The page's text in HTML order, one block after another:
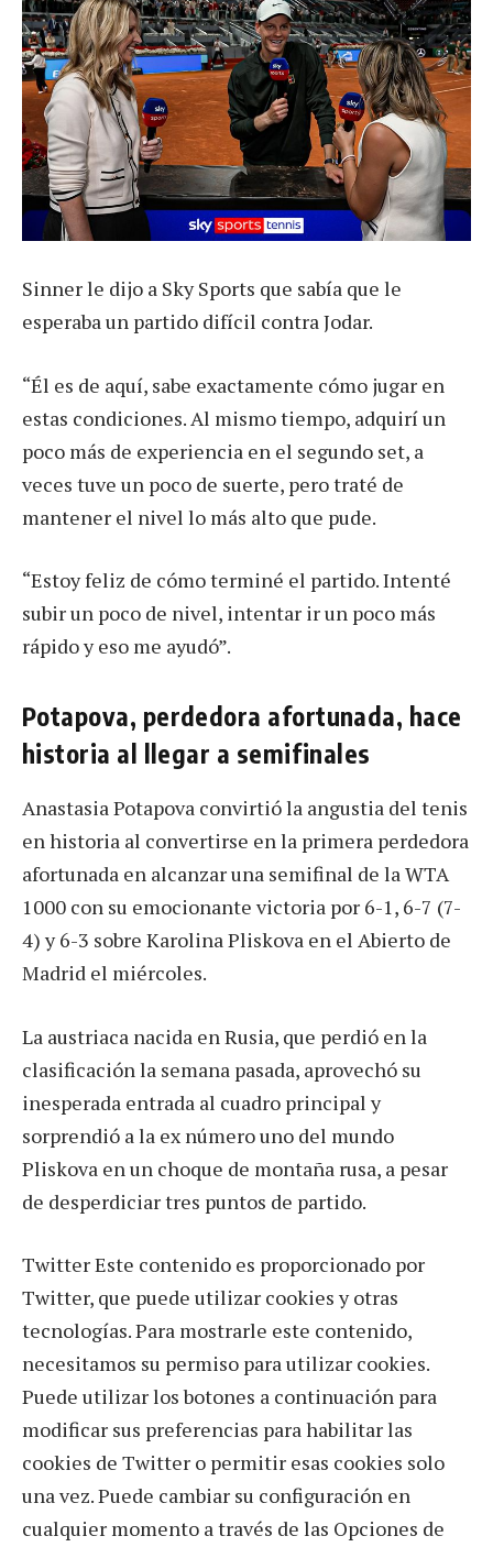
Sinner le dijo a Sky Sports que sabía que le
esperaba un partido difícil contra Jodar.
“Él es de aquí, sabe exactamente cómo jugar en
estas condiciones. Al mismo tiempo, adquirí un
poco más de experiencia en el segundo set, a
veces tuve un poco de suerte, pero traté de
mantener el nivel lo más alto que pude.
“Estoy feliz de cómo terminé el partido. Intenté
subir un poco de nivel, intentar ir un poco más
rápido y eso me ayudó”.
Potapova, perdedora afortunada, hace
historia al llegar a semifinales
Anastasia Potapova convirtió la angustia del tenis
en historia al convertirse en la primera perdedora
afortunada en alcanzar una semifinal de la WTA
1000 con su emocionante victoria por 6-1, 6-7 (7-
4) y 6-3 sobre Karolina Pliskova en el Abierto de
Madrid el miércoles.
La austriaca nacida en Rusia, que perdió en la
clasificación la semana pasada, aprovechó su
inesperada entrada al cuadro principal y
sorprendió a la ex número uno del mundo
Pliskova en un choque de montaña rusa, a pesar
de desperdiciar tres puntos de partido.
Twitter Este contenido es proporcionado por
Twitter, que puede utilizar cookies y otras
tecnologías. Para mostrarle este contenido,
necesitamos su permiso para utilizar cookies.
Puede utilizar los botones a continuación para
modificar sus preferencias para habilitar las
cookies de Twitter o permitir esas cookies solo
una vez. Puede cambiar su configuración en
cualquier momento a través de las Opciones de